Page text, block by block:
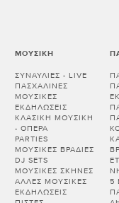
ΜΟΥΣΙΚΉ
ΣΥΝΑΥΛΊΕΣ - LIVE
ΠΑΣΧΑΛΙΝΈΣ
ΜΟΥΣΙΚΈΣ
ΕΚΔΗΛΏΣΕΙΣ
ΚΛΑΣΙΚΉ ΜΟΥΣΙΚΉ
- ΌΠΕΡΑ
PARTIES
ΜΟΥΣΙΚΈΣ ΒΡΑΔΙΈΣ
DJ SETS
ΜΟΥΣΙΚΈΣ ΣΚΗΝΈΣ
ΆΛΛΕΣ ΜΟΥΣΙΚΈΣ
ΕΚΔΗΛΏΣΕΙΣ
5